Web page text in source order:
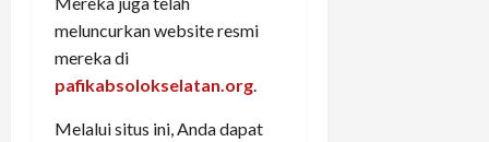
meluncurkan website resmi
mereka di
pafikabsolokselatan.org.
Melalui situs ini, Anda dapat